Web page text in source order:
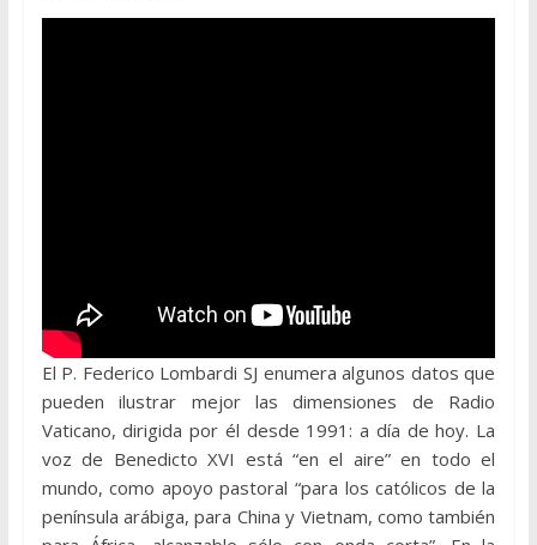
El P. Federico Lombardi SJ enumera algunos datos que
pueden ilustrar mejor las dimensiones de Radio
Vaticano, dirigida por él desde 1991: a día de hoy. La
voz de Benedicto XVI está “en el aire” en todo el
mundo, como apoyo pastoral “para los católicos de la
península arábiga, para China y Vietnam, como también